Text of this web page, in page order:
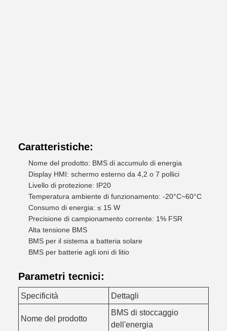
Caratteristiche:
Nome del prodotto: BMS di accumulo di energia
Display HMI: schermo esterno da 4,2 o 7 pollici
Livello di protezione: IP20
Temperatura ambiente di funzionamento: -20°C~60°C
Consumo di energia: ≤ 15 W
Precisione di campionamento corrente: 1% FSR
Alta tensione BMS
BMS per il sistema a batteria solare
BMS per batterie agli ioni di litio
Parametri tecnici:
Specificità Dettagli
Nome del prodotto
BMS di stoccaggio
dell'energia